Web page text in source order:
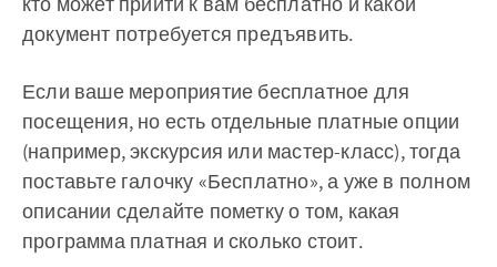
документ потребуется предъявить.
Если ваше мероприятие бесплатное для
посещения, но есть отдельные платные опции
(например, экскурсия или мастер-класс), тогда
поставьте галочку «Бесплатно», а уже в полном
описании сделайте пометку о том, какая
программа платная и сколько стоит.